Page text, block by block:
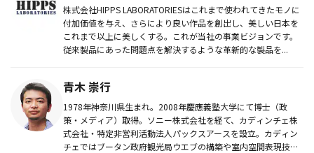
株式会社HIPPS LABORATORIESはこれまで使われてきたモノに
付加価値を与え、さらにより良い作品を創出し、美しい日本を
これまで以上に美しくする。これが当社の事業ビジョンです。
従来製品にあった問題点を解決するような革新的な製品を...
青木 崇行
1978年神奈川県生まれ。2008年慶應義塾大学にて博士（政
策・メディア）取得。ソニー株式会社を経て、カディンチェ株
式会社・特定非営利活動法人パックスアースを設立。カディン
チェではブータン政府観光局ウエブの構築や室内空間表現技術